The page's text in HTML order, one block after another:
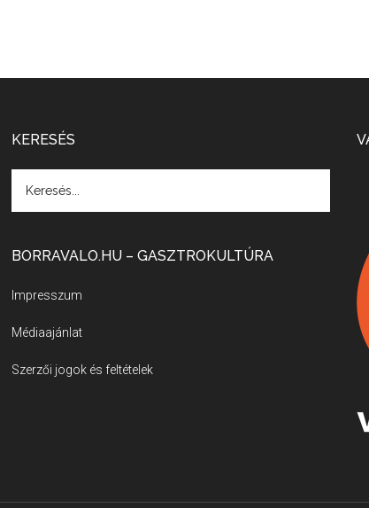
KERESÉS
BORRAVALO.HU – GASZTROKULTÚRA
Impresszum
Médiaajánlat
Szerzői jogok és feltételek